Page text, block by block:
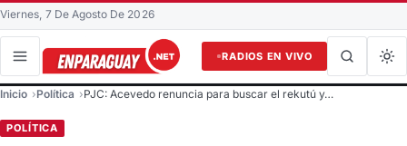
Viernes, 7 De Agosto De 2026
RADIOS EN VIVO
Buscar en el sitio
Inicio Política PJC: Acevedo renuncia para buscar el rekutú y…
POLÍTICA